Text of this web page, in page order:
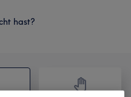
hast?